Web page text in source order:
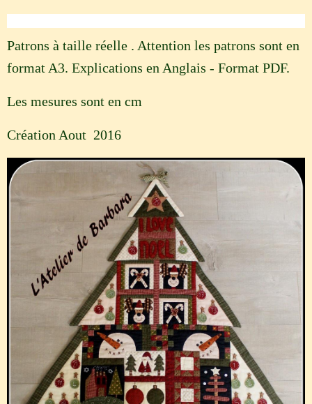
Patrons à taille réelle . Attention les patrons sont en
format A3. Explications en Anglais - Format PDF.
Les mesures sont en cm
Création Aout 2016